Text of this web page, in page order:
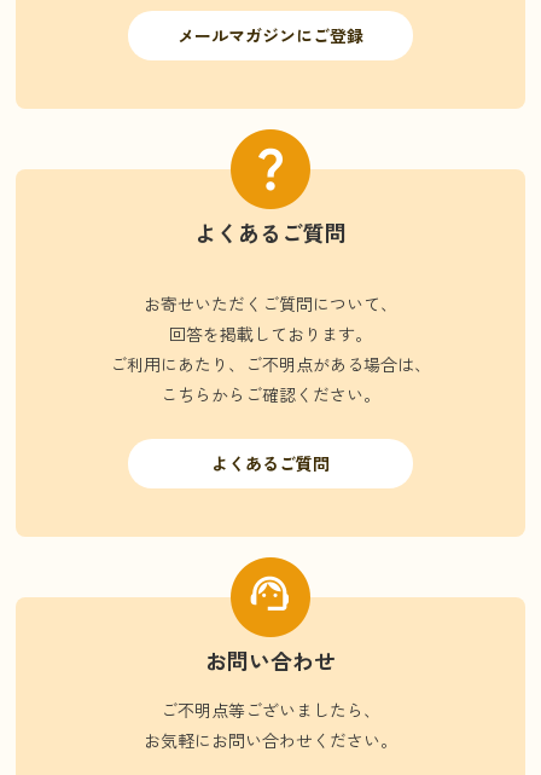
メールマガジンにご登録
よくあるご質問
お寄せいただくご質問について、
回答を掲載しております。
ご利用にあたり、ご不明点がある場合は、
こちらからご確認ください。
よくあるご質問
お問い合わせ
ご不明点等ございましたら、
お気軽にお問い合わせください。